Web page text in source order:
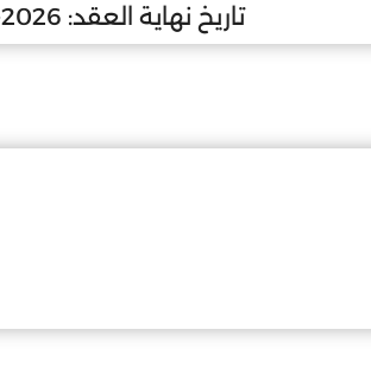
تاريخ نهاية العقد: 2026-06-30